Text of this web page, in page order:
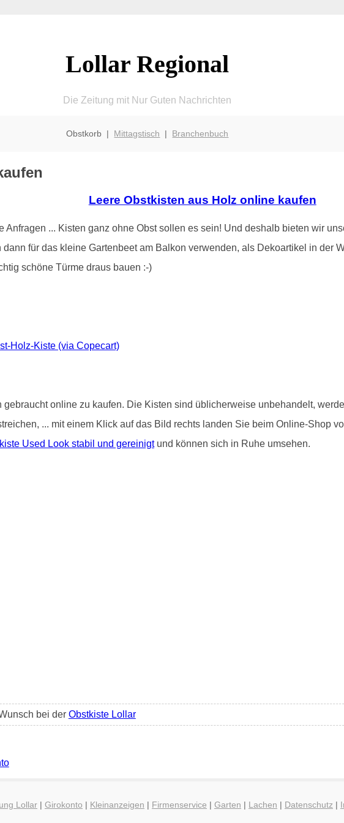
Lollar Regional
Die Zeitung mit Nur Guten Nachrichten
Obstkorb | Mittagstisch | Branchenbuch
Leere Obstkisten aus Holz online kaufen
Anfragen ... Kisten ganz ohne Obst sollen es sein! Und deshalb bieten wir
für das kleine Gartenbeet am Balkon verwenden, als Dekoartikel in der
schöne Türme draus bauen :-)
Holz-Kiste (via Copecart)
gebraucht online zu kaufen. Die Kisten sind üblicherweise unbehandelt,
... mit einem Klick auf das Bild rechts landen Sie beim Online-Shop
Used Look stabil und gereinigtund können sich in Ruhe umsehen.
bei der Obstkiste Lollar
Lollar| Girokonto | Kleinanzeigen | Firmenservice | Garten | Lachen | Datenschutz|